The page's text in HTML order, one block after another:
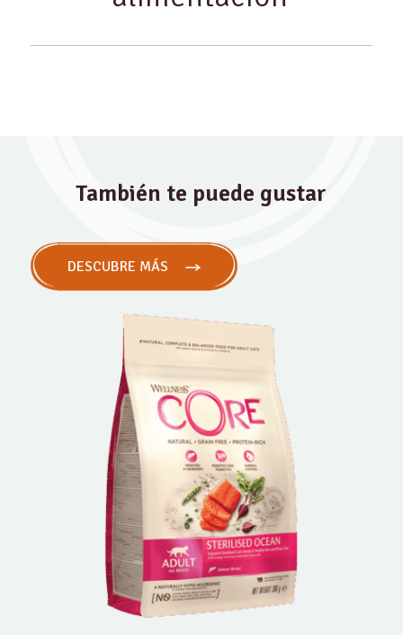
También te puede gustar
DESCUBRE MÁS